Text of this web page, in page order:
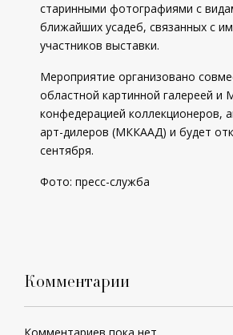
старинными фотографиями с
ближайших усадеб, связанных с
участников выставки.
Мероприятие организовано
областной картинной галереей и
конфедерацией коллекционеров,
арт-дилеров (МККААД) и будет
сентября.
Фото: пресс-служба
Комментарии